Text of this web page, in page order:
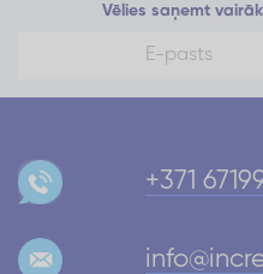
Vēlies saņemt
+371